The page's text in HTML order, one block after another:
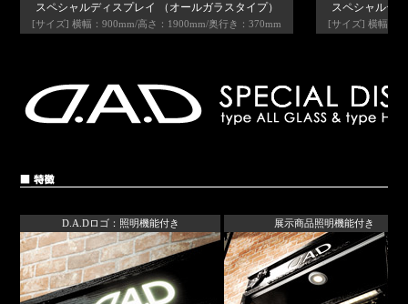
スペシャルディスプレイ （オールガラスタイプ）
[サイズ] 横幅：900mm/高さ：1900mm/奥行き：370mm
スペシャルデ
[サイズ] 横幅：
D.A.Dロゴ：照明機能付き 展示商品照明機能付き